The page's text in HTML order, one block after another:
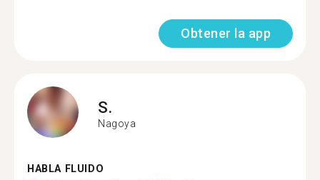
Obtener la app
S.
Nagoya
HABLA FLUIDO